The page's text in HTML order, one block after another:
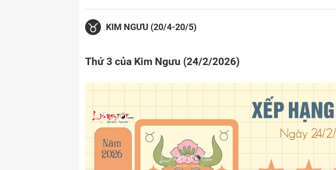
KIM NGƯU (20/4-20/5)
Thứ 3 của Kim Ngưu (24/2/2026)